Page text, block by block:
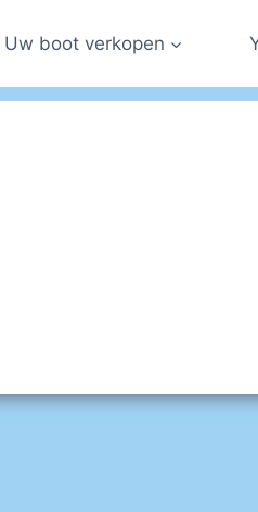
Uw boot verkopen